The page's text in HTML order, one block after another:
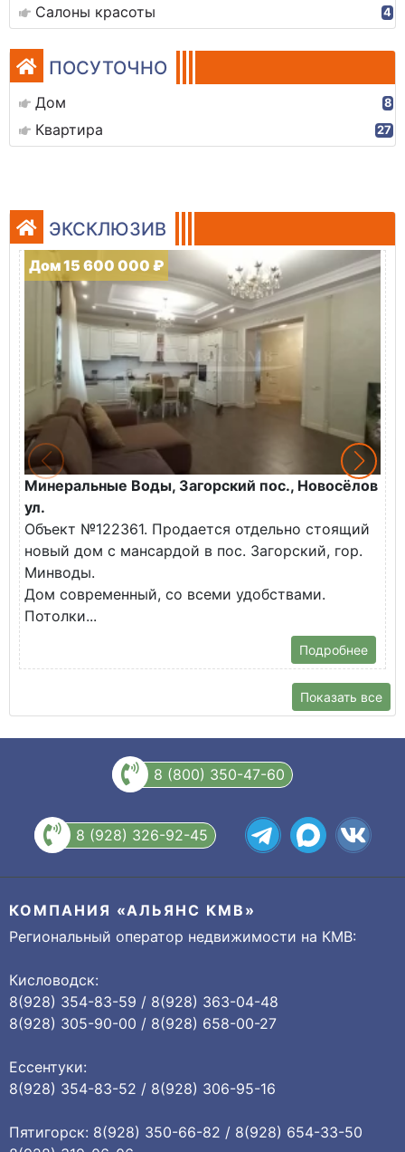
Салоны красоты 4
ПОСУТОЧНО
Дом 8
Квартира 27
ЭКСКЛЮЗИВ
Дом 15 600 000 ₽
Минеральные Воды, Загорский пос., Новосёлов
ул.
Объект №122361. Продается отдельно стоящий
новый дом с мансардой в пос. Загорский, гор.
Минводы.
Дом современный, со всеми удобствами.
Потолки...
Подробнее
Показать все
8 (800) 350-47-60
8 (928) 326-92-45
КОМПАНИЯ «АЛЬЯНС КМВ»
Региональный оператор недвижимости на КМВ:
Кисловодск:
8(928) 354-83-59 / 8(928) 363-04-48
8(928) 305-90-00 / 8(928) 658-00-27
Ессентуки:
8(928) 354-83-52 / 8(928) 306-95-16
Пятигорск: 8(928) 350-66-82 / 8(928) 654-33-50